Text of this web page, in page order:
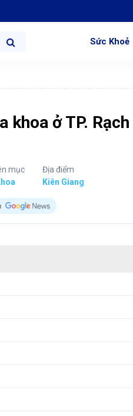
Sức Khoẻ
khoa ở TP.
mục
Địa điểm
Kiên Giang